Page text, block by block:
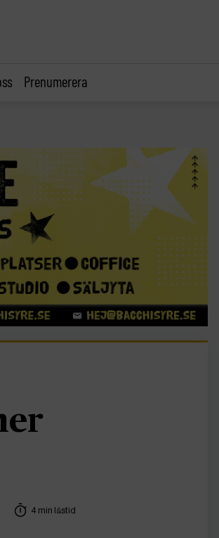
Prenumerera
4 min lästid